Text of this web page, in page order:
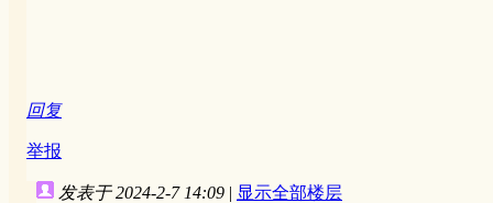
回复
举报
发表于 2024-2-7 14:09 | 显示全部楼层